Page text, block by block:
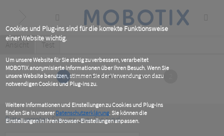
Cookies und Plug-ins sind für die korrekte Funktionsweise
einer Website wichtig.
Um unsere Website für Sie stetig zu verbessern, verarbeitet
MOBOTIX anonymisierte Informationen über Ihren Besuch. Wenn Sie
unsere Website benutzen, stimmen Sie der Verwendung von dazu
notwendigen Cookies und Plug-ins zu.
Weitere Informationen und Einstellungen zu Cookies und Plug-ins
finden Sie in unsererDatenschutzerklärung. Sie können die
Einstellungen in Ihren Browser-Einstellungen anpassen.
content
Primary
tabs
Ansicht (active
Test
1
Bitte verraten Sie uns, wer Sie sind